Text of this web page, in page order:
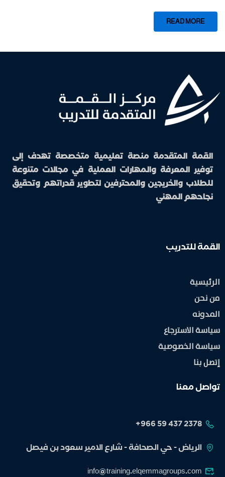
READ MORE
القمة المتقدمة منصة تعليمية متخصصة تهدف إلى
توفير المعرفة والمهارات العملية في مجالات متنوعة
للطلاب والخريجين والمحترفين لتطوير قدراتهم وتحقيق
نجاحهم المهني
القمة للتدريب
الرئيسية
من نحن
المدونه
سياسة الاسترجاع
سياسة الخصوصية
إتصل بنا
تواصل معنا
الرياض - حي الصحافة - شارع الامير سعود بن فيصل
info@training.elqemmagroups.com